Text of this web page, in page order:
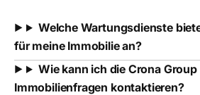
Welche Wartungsdienste
für meine Immobilie an?
Wie kann ich die Crona
Immobilienfragen kontaktieren?